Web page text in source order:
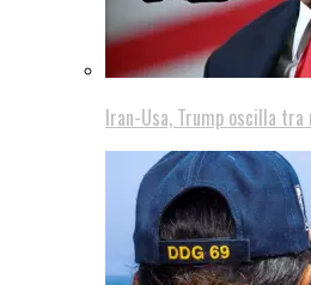
Iran-Usa, Trump oscilla